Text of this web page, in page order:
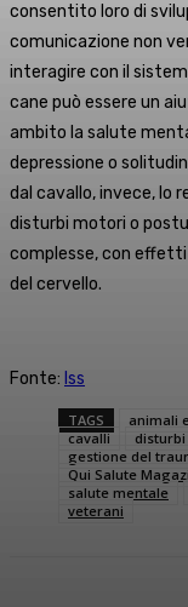
consentito loro di
comunicazione non
interagire con il
cane può essere un
ambito la salute
depressione o
dal cavallo, invece, lo
disturbi motori o
complesse, con
del cervello.
Fonte: Iss
TAGS animali
cavalli
gestione del
Qui Salute
salute mentale
veterani